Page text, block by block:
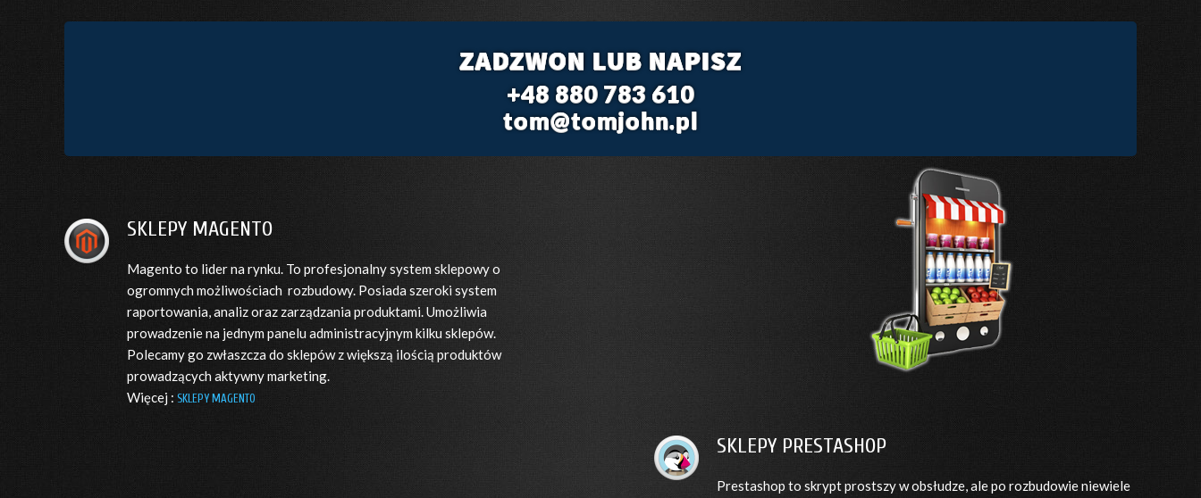
ZADZWON LUB NAPISZ
+48 880 783 610
tom@tomjohn.pl
SKLEPY MAGENTO
Magento to lider na rynku. To profesjonalny system sklepowy o
ogromnych możliwościach rozbudowy. Posiada szeroki system
raportowania, analiz oraz zarządzania produktami. Umożliwia
prowadzenie na jednym panelu administracyjnym kilku sklepów.
Polecamy go zwłaszcza do sklepów z większą ilością produktów
prowadzących aktywny marketing.
Więcej : SKLEPY MAGENTO
SKLEPY PRESTASHOP
Prestashop to skrypt prostszy w obsłudze, ale po rozbudowie niewiele